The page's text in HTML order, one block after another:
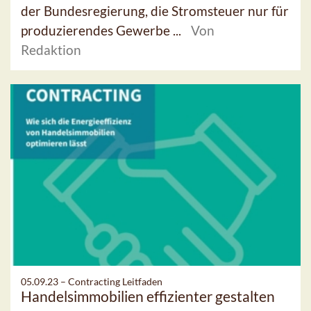
der Bundesregierung, die Stromsteuer nur für
produzierendes Gewerbe ...
Von
Redaktion
05.09.23 – Contracting Leitfaden
Handelsimmobilien effizienter gestalten